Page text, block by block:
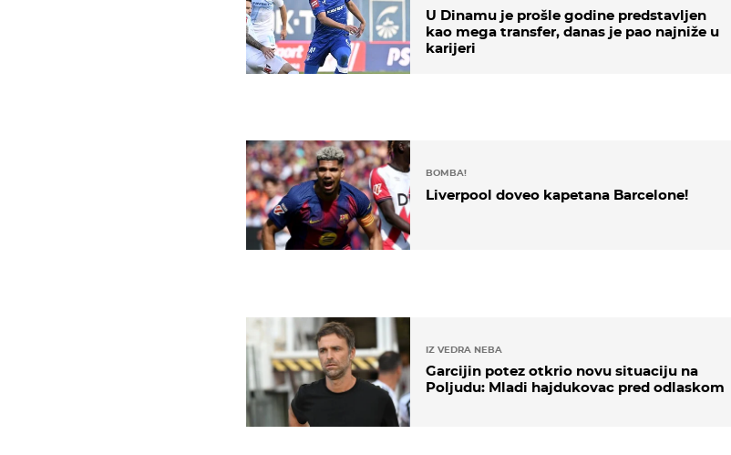
U Dinamu je prošle godine predstavljen
kao mega transfer, danas je pao najniže u
karijeri
BOMBA!
Liverpool doveo kapetana Barcelone!
IZ VEDRA NEBA
Garcijin potez otkrio novu situaciju na
Poljudu: Mladi hajdukovac pred odlaskom